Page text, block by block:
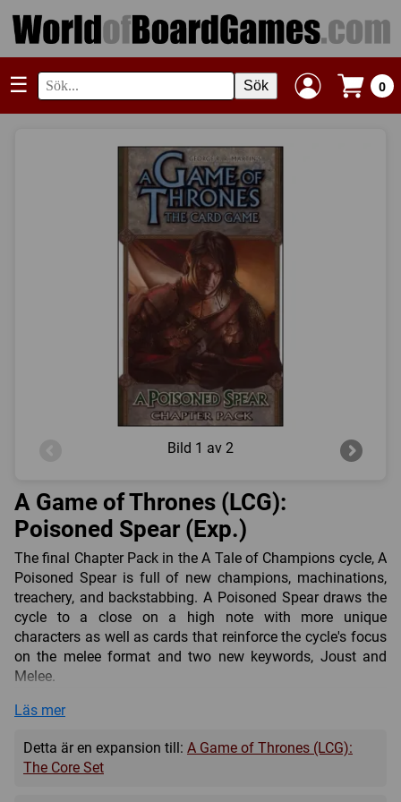
☰ Sök 0
Bild 1 av 2
A Game of Thrones (LCG):
Poisoned Spear (Exp.)
The final Chapter Pack in the A Tale of Champions cycle, A
Poisoned Spear is full of new champions, machinations,
treachery, and backstabbing. A Poisoned Spear draws the
cycle to a close on a high note with more unique
characters as well as cards that reinforce the cycle's focus
on the melee format and two new keywords, Joust and
Melee.
The 60 new cards (3 copies each of 20 different cards)
that support decks without agendas, Warhorse
attachments for each house that provide dynamic bonuses
Läs mer
Detta är en expansion till: A Game of Thrones (LCG):
The Core Set